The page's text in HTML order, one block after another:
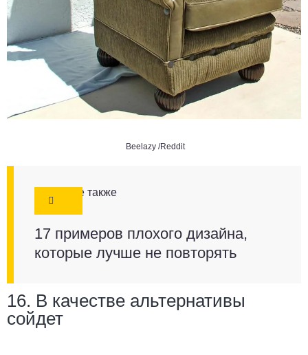
Beelazy /Reddit
Смотрите также
17 примеров плохого дизайна,
которые лучше не повторять
16. В качестве альтернативы
сойдет